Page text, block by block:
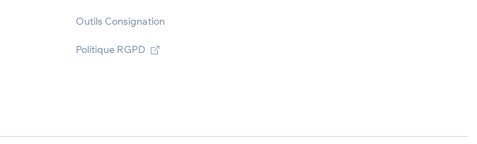
Outils Consignation
Politique RGPD